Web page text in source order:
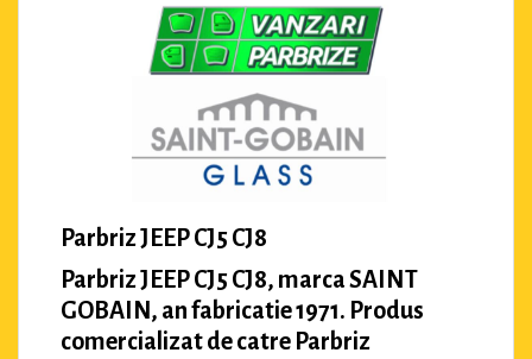
Parbriz JEEP CJ5 CJ8
Parbriz JEEP CJ5 CJ8, marca SAINT
GOBAIN, an fabricatie 1971. Produs
comercializat de catre Parbriz